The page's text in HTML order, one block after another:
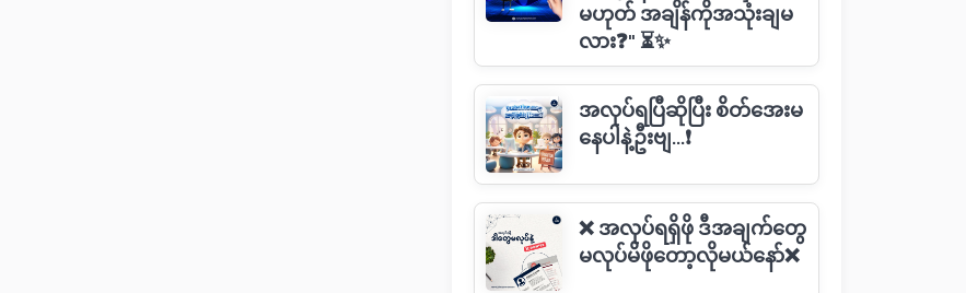
မဟုတ် အချိန်ကိုအသုံးချမ
လား❓" ⏳✨
အလုပ်ရပြီဆိုပြီး စိတ်အေးမ
နေပါနဲ့ဦးဗျ...❗️
❌ အလုပ်ရရှိဖို ဒီအချက်တွေ
မလုပ်မိဖိုတော့လိုမယ်နော်❌